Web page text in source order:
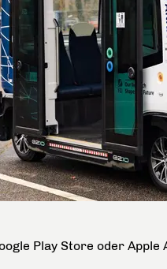
Play Store oder